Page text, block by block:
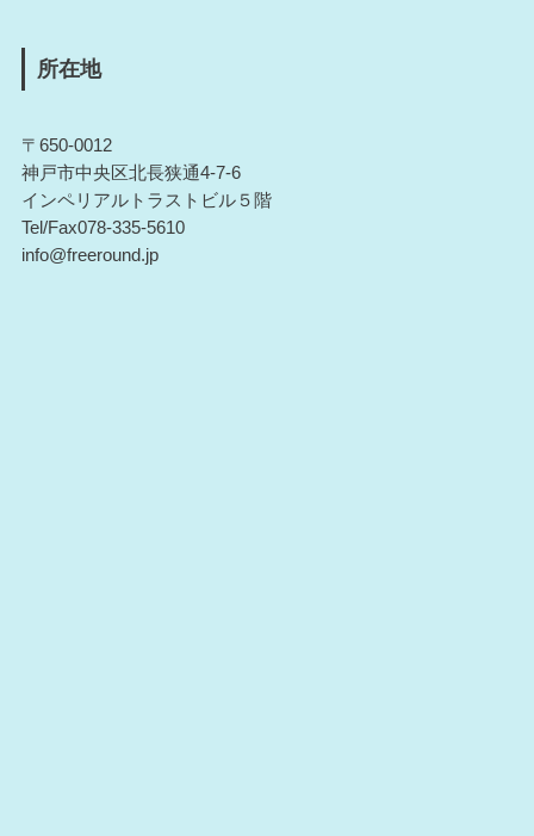
所在地
〒650-0012
神戸市中央区北長狭通4-7-6
インペリアルトラストビル５階
Tel/Fax078-335-5610
info@freeround.jp